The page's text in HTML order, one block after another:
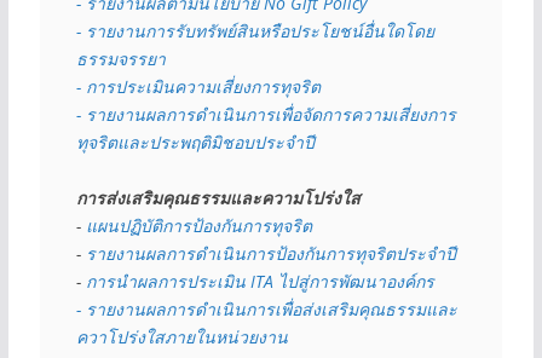
- รายงานการรับทรัพย์สินหรือประโยชน์อื่นใดโดย
ธรรมจรรยา
- การประเมินความเสี่ยงการทุจริต
- รายงานผลการดำเนินการเพื่อจัดการความเสี่ยงการ
ทุจริตและประพฤติมิชอบประจำปี
การส่งเสริมคุณธรรมและความโปร่งใส
- แผนปฏิบัติการป้องกันการทุจริต
- รายงานผลการดำเนินการป้องกันการทุจริตประจำปี
- การนำผลการประเมิน ITA ไปสู่การพัฒนาองค์กร
- รายงานผลการดำเนินการเพื่อส่งเสริมคุณธรรมและ
ควาโปร่งใสภายในหน่วยงาน